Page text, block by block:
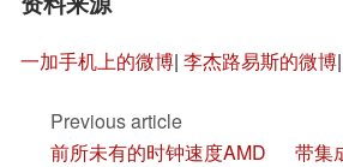
一加手机上的微博| 李杰路易斯的微博|
Previous article
前所未有的时钟速度AMD
带集